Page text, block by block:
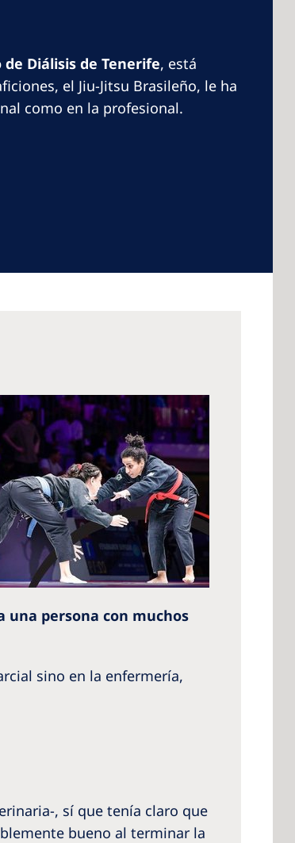
Diálisis de Tenerife, está
el Jiu-Jitsu Brasileño, le ha
como en la profesional.
una persona con muchos
sino en la enfermería,
, sí que tenía claro que
bueno al terminar la